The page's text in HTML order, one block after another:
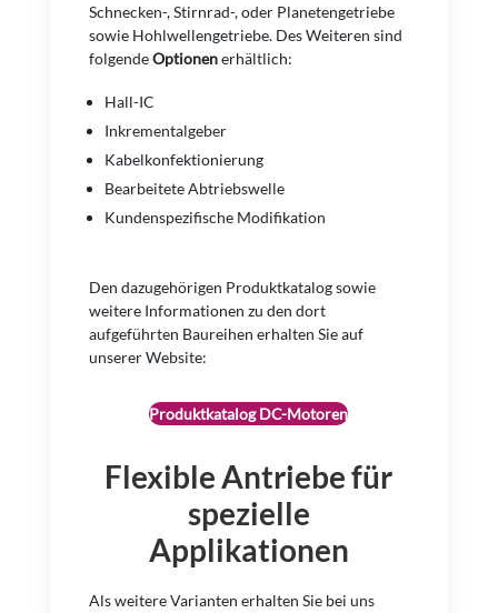
Schnecken-, Stirnrad-, oder Planetengetriebe
sowie Hohlwellengetriebe. Des Weiteren sind
folgendeOptionenerhältlich:
Hall-IC
Inkrementalgeber
Kabelkonfektionierung
Bearbeitete Abtriebswelle
Kundenspezifische Modifikation
Den dazugehörigen Produktkatalog sowie
weitere Informationen zu den dort
aufgeführten Baureihen erhalten Sie auf
unserer Website:
Produktkatalog DC-Motoren
Flexible Antriebe für
spezielle
Applikationen
Als weitere Varianten erhalten Sie bei uns